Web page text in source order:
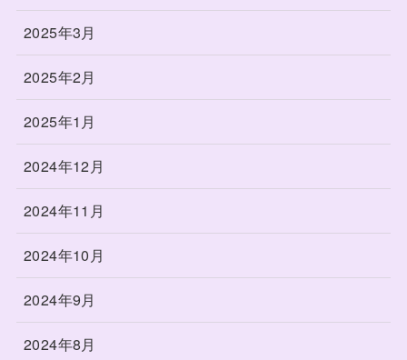
2025年3月
2025年2月
2025年1月
2024年12月
2024年11月
2024年10月
2024年9月
2024年8月